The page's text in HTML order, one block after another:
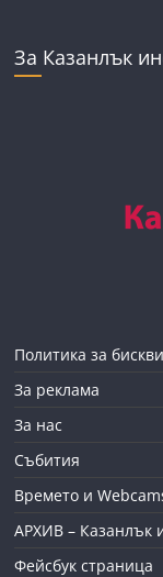
За Казанлък
Политика за
За реклама
За нас
Събития
Времето и
АРХИВ – Казанлък
Фейсбук страница